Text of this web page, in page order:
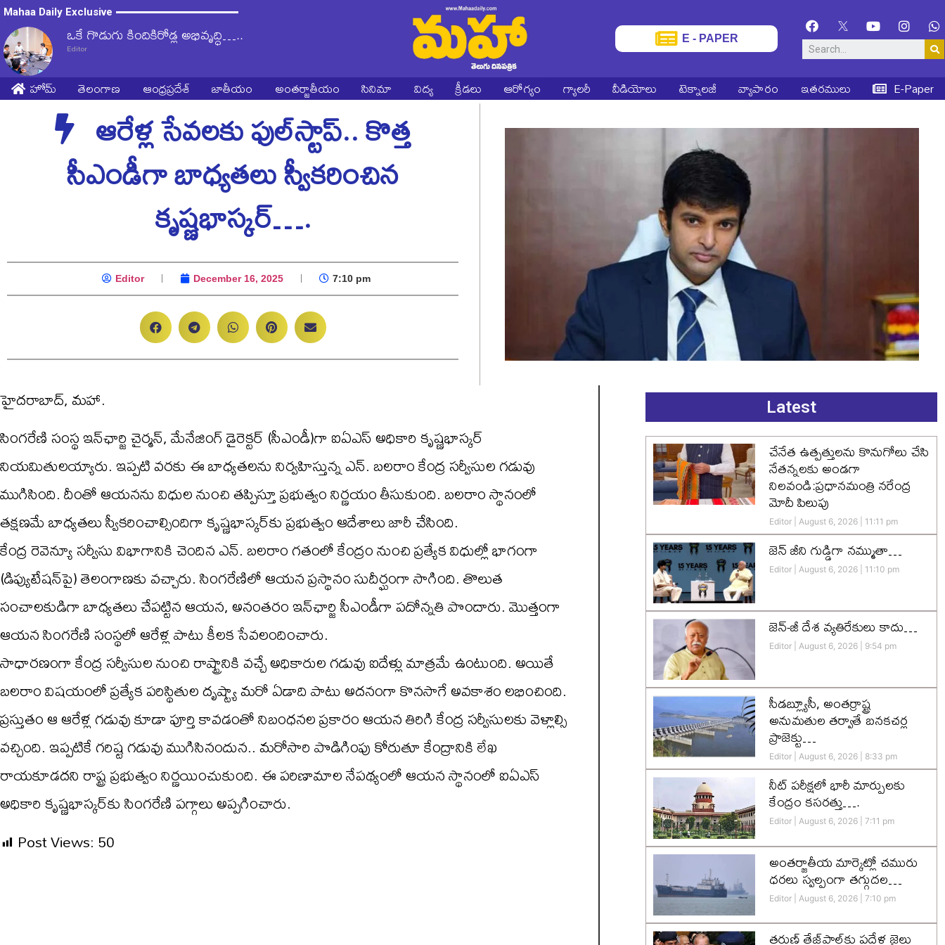
Mahaa Daily Exclusive
ఒకే గొడుగు కిందికిరోడ్ల అభివృద్ధి…..
Editor
E - PAPER
హోమ్ తెలంగాణ ఆంధ్రప్రదేశ్ జాతీయం అంతర్జాతీయం సినిమా విద్య క్రీడలు ఆరోగ్యం గ్యాలరీ వీడియోలు టెక్నాలజీ వ్యాపారం ఇతరములు E-Paper
ఆరేళ్ల సేవలకు ఫుల్‌స్టాప్.. కొత్త
సీఎండీగా బాధ్యతలు స్వీకరించిన
కృష్ణభాస్కర్….
Editor December 16, 2025 7:10 pm
హైదరాబాద్, మహా.
సింగరేణి సంస్థ ఇన్‌ఛార్జి చైర్మన్, మేనేజింగ్ డైరెక్టర్ (సీఎండీ)గా ఐఏఎస్ అధికారి కృష్ణభాస్కర్
నియమితులయ్యారు. ఇప్పటి వరకు ఈ బాధ్యతలను నిర్వహిస్తున్న ఎన్. బలరాం కేంద్ర సర్వీసుల గడువు
ముగిసింది. దీంతో ఆయనను విధుల నుంచి తప్పిస్తూ ప్రభుత్వం నిర్ణయం తీసుకుంది. బలరాం స్థానంలో
తక్షణమే బాధ్యతలు స్వీకరించాల్సిందిగా కృష్ణభాస్కర్‌కు ప్రభుత్వం ఆదేశాలు జారీ చేసింది.
కేంద్ర రెవెన్యూ సర్వీసు విభాగానికి చెందిన ఎన్. బలరాం గతంలో కేంద్రం నుంచి ప్రత్యేక విధుల్లో భాగంగా
(డిప్యుటేషన్‌పై) తెలంగాణకు వచ్చారు. సింగరేణిలో ఆయన ప్రస్థానం సుదీర్ఘంగా సాగింది. తొలుత
సంచాలకుడిగా బాధ్యతలు చేపట్టిన ఆయన, అనంతరం ఇన్‌ఛార్జి సీఎండీగా పదోన్నతి పొందారు. మొత్తంగా
ఆయన సింగరేణి సంస్థలో ఆరేళ్ల పాటు కీలక సేవలందించారు.
సాధారణంగా కేంద్ర సర్వీసుల నుంచి రాష్ట్రానికి వచ్చే అధికారుల గడువు ఐదేళ్లు మాత్రమే ఉంటుంది. అయితే
బలరాం విషయంలో ప్రత్యేక పరిస్థితుల దృష్ట్యా మరో ఏడాది పాటు అదనంగా కొనసాగే అవకాశం లభించింది.
ప్రస్తుతం ఆ ఆరేళ్ల గడువు కూడా పూర్తి కావడంతో నిబంధనల ప్రకారం ఆయన తిరిగి కేంద్ర సర్వీసులకు వెళ్లాల్సి
వచ్చింది. ఇప్పటికే గరిష్ట గడువు ముగిసినందున.. మరోసారి పొడిగింపు కోరుతూ కేంద్రానికి లేఖ
రాయకూడదని రాష్ట్ర ప్రభుత్వం నిర్ణయించుకుంది. ఈ పరిణామాల నేపథ్యంలో ఆయన స్థానంలో ఐఏఎస్
అధికారి కృష్ణభాస్కర్‌కు సింగరేణి పగ్గాలు అప్పగించారు.
Post Views:50
Latest
చేనేత ఉత్పత్తులను కొనుగోలు చేసి
నేతన్నలకు అండగా
నిలవండి:ప్రధానమంత్రి నరేంద్ర
మోదీ పిలుపు
Editor August 6, 2026 11:11 pm
జెన్‌ జీని గుడ్డిగా నమ్ముతా…
Editor August 6, 2026 11:10 pm
జెన్-జీ దేశ వ్యతిరేకులు కాదు…
Editor August 6, 2026 9:54 pm
సీడబ్ల్యూసీ, అంతర్రాష్ట్ర
అనుమతుల తర్వాతే బనకచర్ల
ప్రాజెక్టు…
Editor August 6, 2026 8:33 pm
నీట్ పరీక్షలో భారీ మార్పులకు
కేంద్రం కసరత్తు….
Editor August 6, 2026 7:11 pm
అంతర్జాతీయ మార్కెట్లో చమురు
ధరలు స్వల్పంగా తగ్గుదల…
Editor August 6, 2026 7:10 pm
తరుణ్ తేజ్‌పాల్‌కు పదేళ్ల జైలు